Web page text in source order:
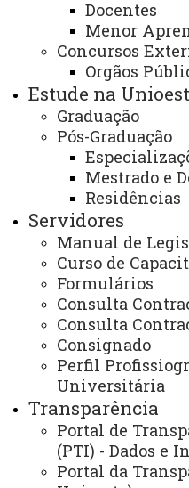
Docentes
Menor
Concursos
Orgãos
Estude na
Graduação
Pós-Graduação
Mestrado e
Residências
Servidores
Manual de
Curso de
Formulários
Consulta
Consulta
Consignado
Perfil
Universitária
Transparência
Portal de
(PTI) - Dados e
Portal da
- Fortalecer o
suas dificuldades
diretamente, nas demais
Coordenador(a):
Telefone (ramal): (
Endereço para
correspondência:
Rua Maringá,
85.605-010, Francisco
Bloco A - 2° Andar
Dias e horários
feiras e terças-feiras das
ATUALIZAÇÃO MAIS
2025
ACESSOS: 1465